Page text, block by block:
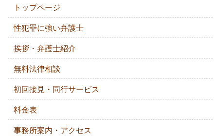
トップページ
性犯罪に強い弁護士
挨拶・弁護士紹介
無料法律相談
初回接見・同行サービス
料金表
事務所案内・アクセス